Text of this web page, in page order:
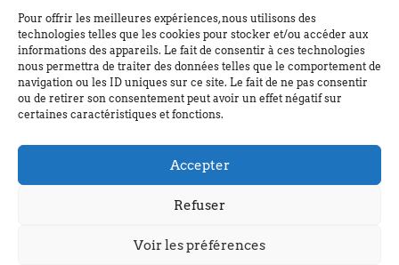
Pour offrir les meilleures expériences, nous utilisons des
technologies telles que les cookies pour stocker et/ou accéder aux
informations des appareils. Le fait de consentir à ces technologies
nous permettra de traiter des données telles que le comportement de
navigation ou les ID uniques sur ce site. Le fait de ne pas consentir
ou de retirer son consentement peut avoir un effet négatif sur
certaines caractéristiques et fonctions.
Accepter
Refuser
Voir les préférences
Informations
Politique de confidentialité
Mentions légales